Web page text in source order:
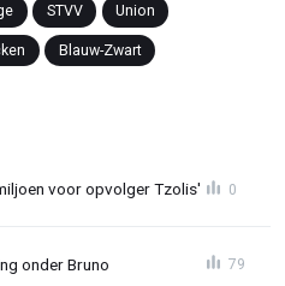
STVV Union
Blauw-Zwart
voor opvolger Tzolis' 0
onder Bruno 79